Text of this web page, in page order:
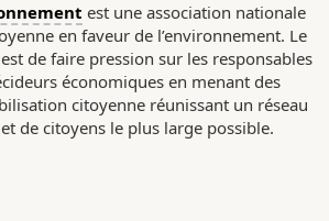
est une association nationale
en faveur de l’environnement. Le
de faire pression sur les responsables
économiques en menant des
citoyenne réunissant un réseau
et de citoyens le plus large possible.